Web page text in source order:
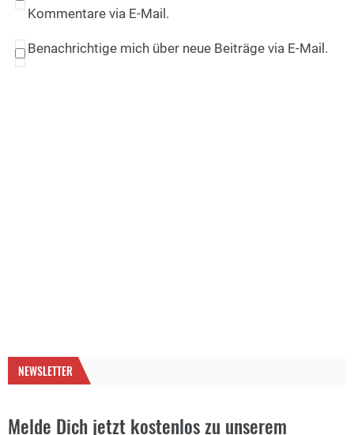
Kommentare via E-Mail.
Benachrichtige mich über neue Beiträge via E-Mail.
NEWSLETTER
Melde Dich jetzt kostenlos zu unserem